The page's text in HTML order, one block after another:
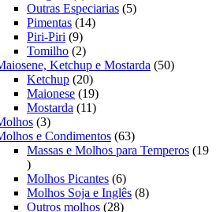
produtos
Outras Especiarias 55
Pimentas 1414
Piri-Piri 99
produtos
Tomilho 22
produtos
Ketchup e Mostarda 5050
Ketchup 2020
produtos
Maionese 1919
produtos
Mostarda 1111
33
produtos
e Condimentos 6363
produtos
Massas e Molhos para Temperos 19
19
produtos
Molhos Picantes 66
produtos
Molhos Soja e Inglês 88
Outros molhos 2828